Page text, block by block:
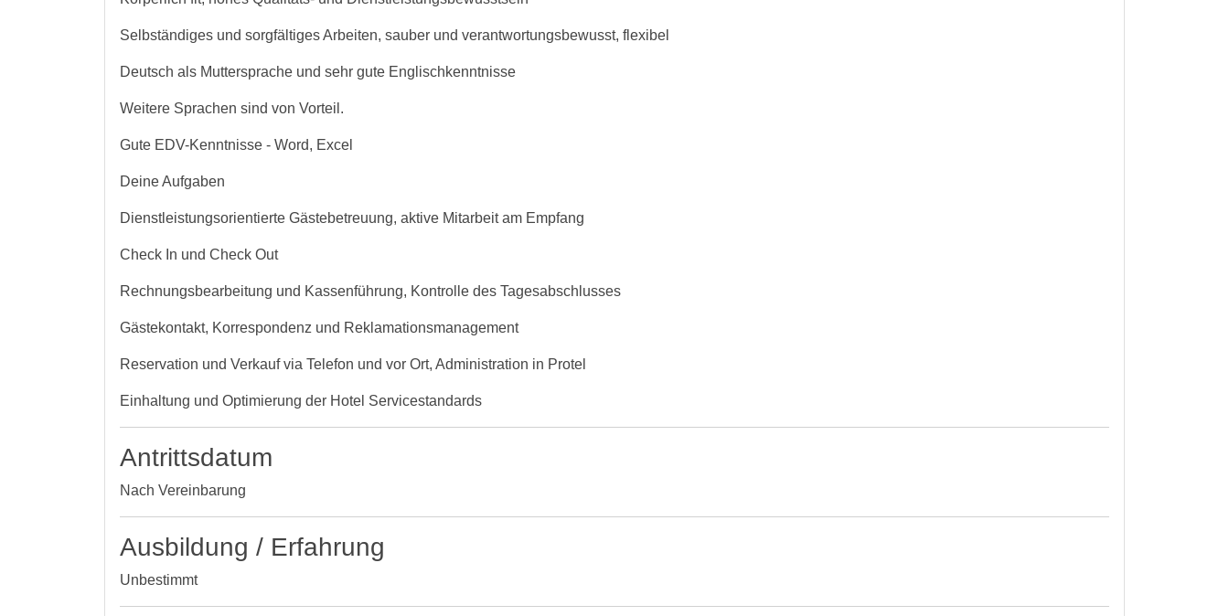
Selbständiges und sorgfältiges Arbeiten, sauber und verantwortungsbewusst, flexibel
Deutsch als Muttersprache und sehr gute Englischkenntnisse
Weitere Sprachen sind von Vorteil.
Gute EDV-Kenntnisse - Word, Excel
Deine Aufgaben
Dienstleistungsorientierte Gästebetreuung, aktive Mitarbeit am Empfang
Check In und Check Out
Rechnungsbearbeitung und Kassenführung, Kontrolle des Tagesabschlusses
Gästekontakt, Korrespondenz und Reklamationsmanagement
Reservation und Verkauf via Telefon und vor Ort, Administration in Protel
Einhaltung und Optimierung der Hotel Servicestandards
Antrittsdatum
Nach Vereinbarung
Ausbildung / Erfahrung
Unbestimmt